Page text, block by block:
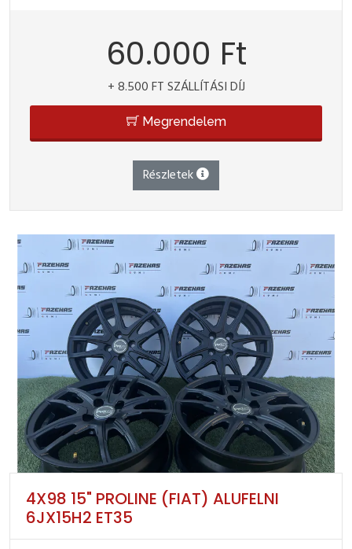
60.000 Ft
+ 8.500 FT SZÁLLÍTÁSI DÍJ
Megrendelem
Részletek
4X98 15" PROLINE (FIAT) ALUFELNI
6JX15H2 ET35